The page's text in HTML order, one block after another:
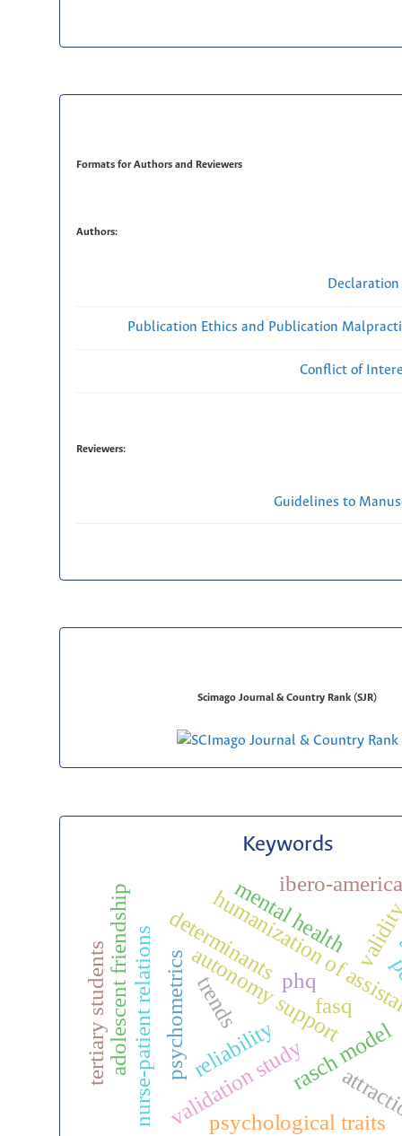
Formats for Authors and Reviewers
Authors:
Publication Ethics and Publication
Conflict of
Reviewers:
Guidelines to
Scimago Journal & Country Rank (SJR)
Keywords
psychometrics humanization of
validation study
nurse-patient relations
adolescent friendship autonomy support
fasq
rasch model
phq
reliability
mental health
tertiary students determinants
ibero-
trends
psychological traits